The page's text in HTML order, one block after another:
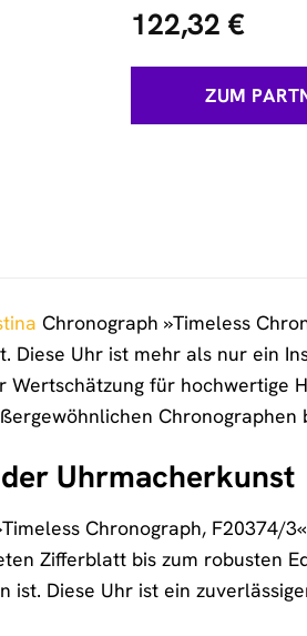
122,32 €
ZUM
Chronograph »Timeless
Diese Uhr ist mehr als nur ein
Wertschätzung für hochwertige
Uhrmacherkunst
Chronograph, F20374/
Zifferblatt bis zum robusten
ist. Diese Uhr ist ein